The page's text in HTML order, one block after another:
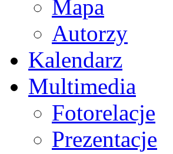
Mapa
Autorzy
Kalendarz
Multimedia
Fotorelacje
Prezentacje